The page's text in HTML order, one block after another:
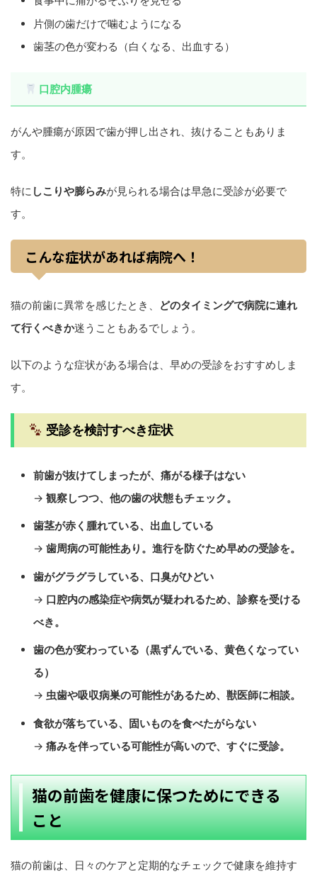
片側の歯だけで噛むようになる
歯茎の色が変わる（白くなる、出血する）
口腔内腫瘍
がんや腫瘍が原因で歯が押し出され、抜けることもありま
す。
特に しこりや膨らみが見られる場合は早急に受診が必要で
す。
こんな症状があれば病院へ！
猫の前歯に異常を感じたとき、
どのタイミングで病院に連れ
て行くべきか迷うこともあるでしょう。
以下のような症状がある場合は、早めの受診をおすすめしま
す。
受診を検討すべき症状
前歯が抜けてしまったが、痛がる様子はない
→ 観察しつつ、他の歯の状態もチェック。
歯茎が赤く腫れている、出血している
→ 歯周病の可能性あり。進行を防ぐため早めの受診を。
歯がグラグラしている、口臭がひどい
→ 口腔内の感染症や病気が疑われるため、診察を受ける
べき。
歯の色が変わっている（黒ずんでいる、黄色くなってい
る）
→ 虫歯や吸収病巣の可能性があるため、獣医師に相談。
食欲が落ちている、固いものを食べたがらない
→ 痛みを伴っている可能性が高いので、すぐに受診。
猫の前歯を健康に保つためにできる
こと
猫の前歯は、日々のケアと定期的なチェックで健康を維持す